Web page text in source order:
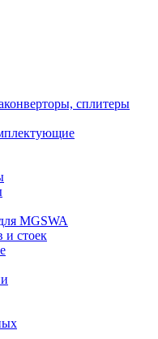
сплитеры
MGSWA
и стоек